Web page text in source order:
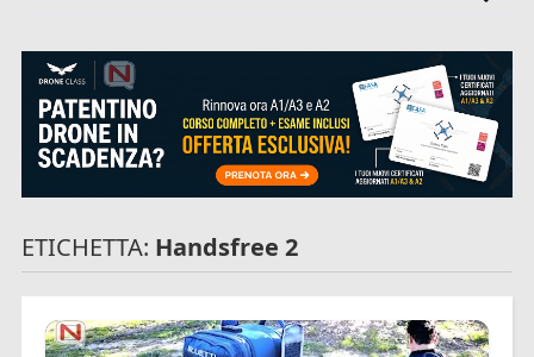
ETICHETTA: Handsfree 2